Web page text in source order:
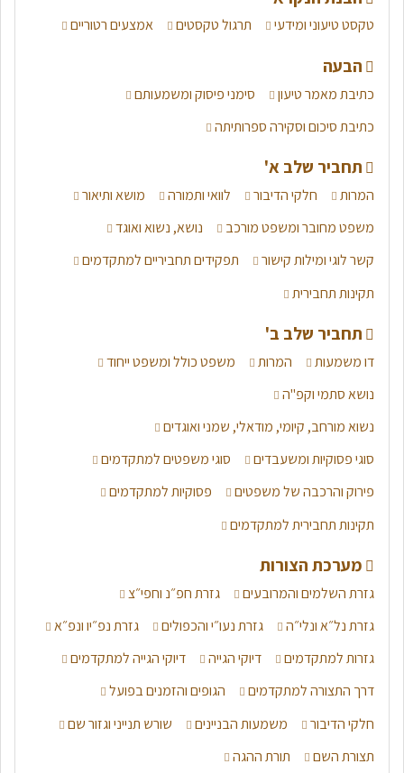
בלשון. היכנסו להסבר מלא כל סוגי הפסוקיות לקראת הבחינה.
סיכום דרכי מסירה - דיבור ישיר, עקיף והסגר
יש מספר דרכים למסור מידע ממקור אחר, ודרכים אלה אנו צריכים
להכיר לבחינה. היכנסו לסיכום מלא של הנושא לקראת בחינת
הבגרות!
טקסט טיעוני ומידעי תרגול טקסטים אמצעים רטוריים
הבעה
כתיבת מאמר טיעון
סימני פיסוק ומשמעותם
כתיבת סיכום וסקירה ספרותיתה
תחביר שלב א'
המרות חלקי הדיבור לוואי ותמורה
מושא ותיאור
משפט מחובר ומשפט מורכב
נושא, נשוא ואוגד
קשר לוגי ומילות קישור
תפקידים תחביריים למתקדמים
תקינות תחבירית
תחביר שלב ב'
דו משמעות המרות
משפט כולל ומשפט ייחוד
נושא סתמי וקפ"ה
נשוא מורחב, קיומי, מודאלי, שמני ואוגדים
סוגי פסוקיות ומשעבדים
סוגי משפטים למתקדמים
פירוק והרכבה של משפטים
פסוקיות למתקדמים
תקינות תחבירית למתקדמים
מערכת הצורות
גזרת השלמים והמרובעים
גזרת חפ״נ וחפי״צ
גזרת נל״א ונלי״ה
גזרת נעו״י והכפולים
גזרת נפ״יו ונפ״א
גזרות למתקדמים
דיוקי הגייה
דיוקי הגייה למתקדמים
דרך התצורה למתקדמים
הגופים והזמנים בפועל
חלקי הדיבור
משמעות הבניינים
שורש תנייני וגזור שם
תצורת השם
תורת ההגה